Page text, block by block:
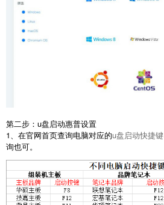
第二步：u盘启动惠普设置
1、在官网首页查询电脑对应的u盘启动快捷键
询也可。